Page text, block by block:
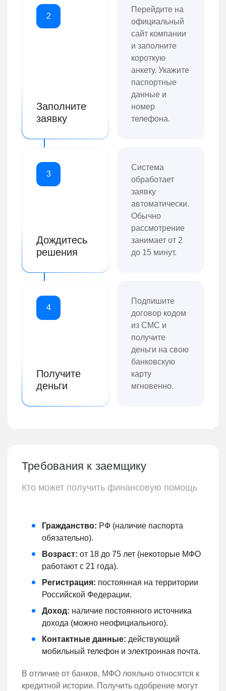
2
Заполните
заявку
Перейдите на
официальный
сайт компании
и заполните
короткую
анкету. Укажите
паспортные
данные и
номер
телефона.
3
Дождитесь
решения
Система
обработает
заявку
автоматически.
Обычно
рассмотрение
занимает от 2
до 15 минут.
4
Получите
деньги
Подпишите
договор кодом
из СМС и
получите
деньги на свою
банковскую
карту
мгновенно.
Требования к заемщику
Кто может получить финансовую помощь
Гражданство: РФ (наличие паспорта
обязательно).
Возраст: от 18 до 75 лет (некоторые МФО
работают с 21 года).
Регистрация: постоянная на территории
Российской Федерации.
Доход: наличие постоянного источника
дохода (можно неофициального).
Контактные данные: действующий
мобильный телефон и электронная почта.
В отличие от банков, МФО лояльно относятся к
кредитной истории. Получить одобрение могут